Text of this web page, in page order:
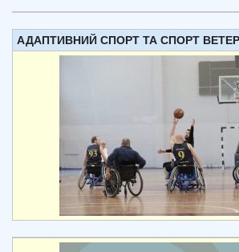
АДАПТИВНИЙ СПОРТ ТА СПОРТ